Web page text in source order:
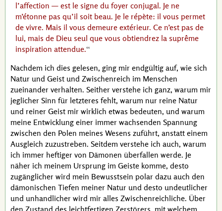
l’affection — est le signe du foyer conjugal. Je ne
m’étonne pas qu’il soit beau. Je le répète: il vous permet
de vivre. Mais il vous demeure extérieur. Ce n’est pas de
lui, mais de Dieu seul que vous obtiendrez la suprême
inspiration attendue.
Nachdem ich dies gelesen, ging mir endgültig auf, wie sich
Natur und Geist und Zwischenreich im Menschen
zueinander verhalten. Seither verstehe ich ganz, warum mir
jeglicher Sinn für letzteres fehlt, warum nur reine Natur
und reiner Geist mir wirklich etwas bedeuten, und warum
meine Entwicklung einer immer wachsenden Spannung
zwischen den Polen meines Wesens zuführt, anstatt einem
Ausgleich zuzustreben. Seitdem verstehe ich auch, warum
ich immer heftiger von Dämonen überfallen werde. Je
näher ich meinem Ursprung im Geiste komme, desto
zugänglicher wird mein Bewusstsein polar dazu auch den
dämonischen Tiefen meiner Natur und desto undeutlicher
und unhandlicher wird mir alles Zwischenreichliche. Über
den Zustand des leichtfertigen Zerstörers, mit welchem